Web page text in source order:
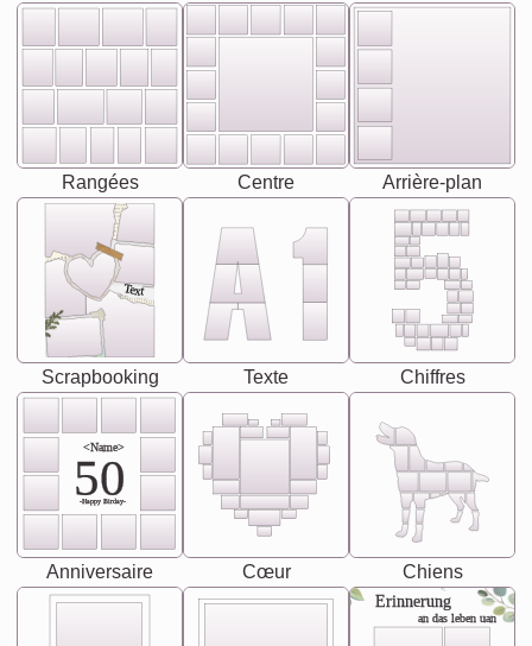
Rangées Centre Arrière-plan
Text
Scrapbooking Texte Chiffres
<Name>
50
-Happy Birday-
Anniversaire Cœur Chiens
Erinnerung
an das leben uan